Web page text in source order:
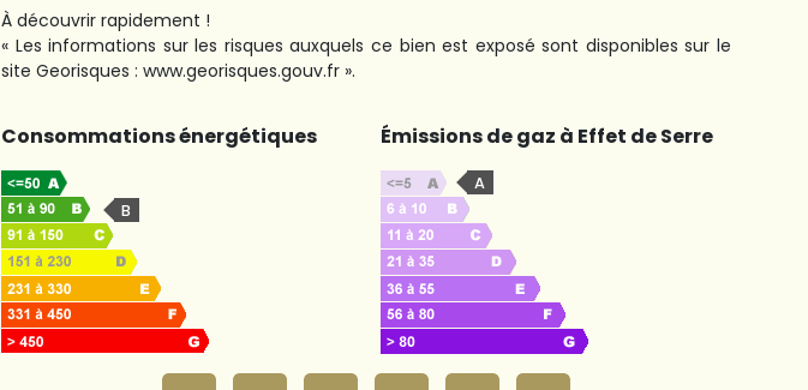
À découvrir rapidement !
« Les informations sur les risques auxquels ce bien est exposé sont disponibles sur le
site Georisques : www.georisques.gouv.fr ».
Consommations énergétiques
B
Émissions de gaz à Effet de Serre
A